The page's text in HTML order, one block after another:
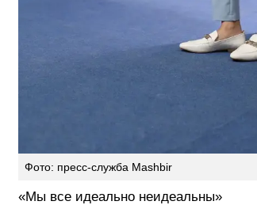
Фото: пресс-служба Mashbir
«Мы все идеально неидеальны»